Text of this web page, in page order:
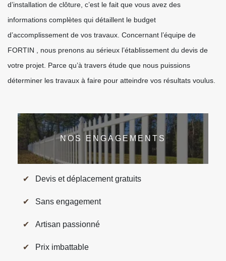
d’installation de clôture, c’est le fait que vous avez des
informations complètes qui détaillent le budget
d’accomplissement de vos travaux. Concernant l’équipe de
FORTIN , nous prenons au sérieux l’établissement du devis de
votre projet. Parce qu’à travers étude que nous puissions
déterminer les travaux à faire pour atteindre vos résultats voulus.
NOS ENGAGEMENTS
Devis et déplacement gratuits
Sans engagement
Artisan passionné
Prix imbattable